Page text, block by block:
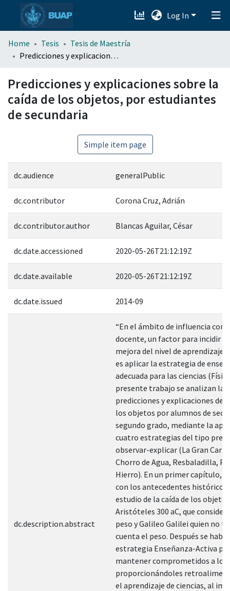
All of DSpace
Log In
Home Tesis
Tesis de Maestría
Predicciones y explicaciones sobre la caída de los objetos, por estudiantes de secundaria
Predicciones y explicaciones sobre la
caída de los objetos, por estudiantes
de secundaria
Simple item page
dc.audience generalPublic
dc.contributor Corona Cruz, Adrián
dc.contributor.author Blancas Aguilar, César
dc.date.accessioned 2020-05-26T21:12:19Z
dc.date.available 2020-05-26T21:12:19Z
dc.date.issued 2014-09
dc.description.abstract
“En el ámbito de influencia
docente, un factor para incidir
mejora del nivel de aprendizaje
es aplicar la estrategia de
adecuada para las ciencias
presente trabajo se analizan las
predicciones y explicaciones de
los objetos por alumnos de
segundo grado, mediante la
cuatro estrategias del tipo
observar-explicar (La Gran
Chorro de Agua, Resbaladilla,
Hierro). En un primer capítulo,
con los antecedentes históricos
estudio de la caída de los
Aristóteles 300 aC, que
peso y Galileo Galilei quien no
cuenta el peso. Después se
estrategia Enseñanza-Activa
mantener comprometidos a los
proporcionándoles
el aprendizaje de ciencias, al